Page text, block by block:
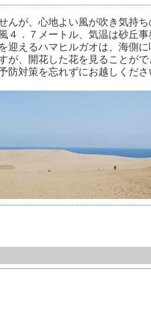
んが、心地よい風が吹き気持
４．７メートル、気温は砂丘
迎えるハマヒルガオは、海側
が、開花した花を見ることが
対策を忘れずにお越しくださ